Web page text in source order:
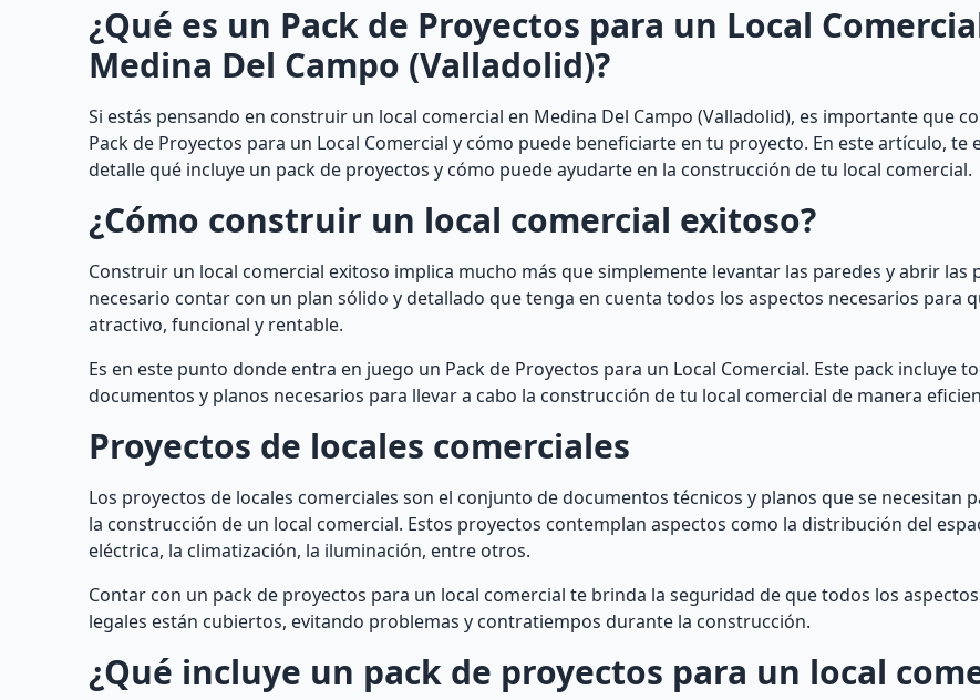
¿Qué es un Pack de Proyectos para un Local
Medina Del Campo (Valladolid)?
Si estás pensando en construir un local comercial en Medina Del Campo (Valladolid), es importante que
Pack de Proyectos para un Local Comercial y cómo puede beneficiarte en tu proyecto. En este artículo, te
detalle qué incluye un pack de proyectos y cómo puede ayudarte en la construcción de tu local comercial.
¿Cómo construir un local comercial exitoso?
Construir un local comercial exitoso implica mucho más que simplemente levantar las paredes y abrir las
necesario contar con un plan sólido y detallado que tenga en cuenta todos los aspectos necesarios para
atractivo, funcional y rentable.
Es en este punto donde entra en juego un Pack de Proyectos para un Local Comercial. Este pack incluye
documentos y planos necesarios para llevar a cabo la construcción de tu local comercial de manera
Proyectos de locales comerciales
Los proyectos de locales comerciales son el conjunto de documentos técnicos y planos que se necesitan
la construcción de un local comercial. Estos proyectos contemplan aspectos como la distribución del
eléctrica, la climatización, la iluminación, entre otros.
Contar con un pack de proyectos para un local comercial te brinda la seguridad de que todos los
legales están cubiertos, evitando problemas y contratiempos durante la construcción.
¿Qué incluye un pack de proyectos para un local